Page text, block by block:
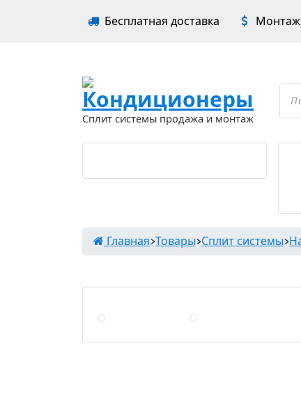
содержимому
Бесплатная доставка Монтаж
Сплит системы продажа и монтаж
Главная>Товары>Сплит системы>